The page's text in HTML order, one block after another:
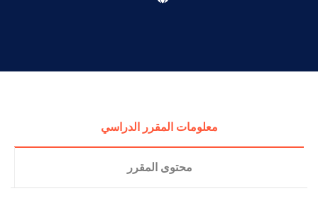
معلومات المقرر الدراسي
محتوى المقرر